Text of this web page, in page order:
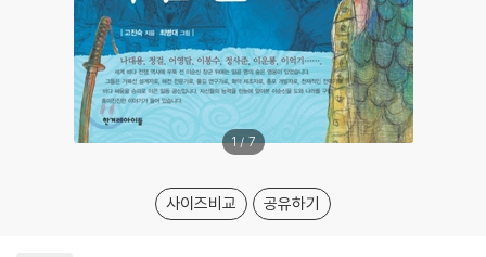
1/7
사이즈비교 공유하기